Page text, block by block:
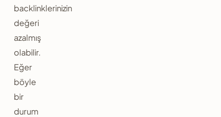
backlinklerinizin
değeri
azalmış
olabilir.
Eğer
böyle
bir
durum